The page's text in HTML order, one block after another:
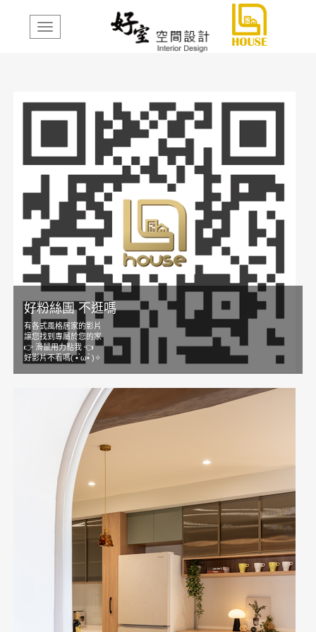
好粉絲團 不逛嗎
有各式風格居家的影片
讓您找到專屬於您的家
👉️ 滑鼠用力點我 👈️
好影片不看嗎( • ̀ω•́ )✧